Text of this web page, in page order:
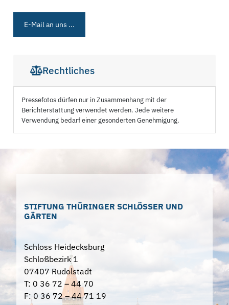
E-Mail an uns ...
Rechtliches
Pressefotos dürfen nur in Zusammenhang mit der
Berichterstattung verwendet werden. Jede weitere
Verwendung bedarf einer gesonderten Genehmigung.
STIFTUNG THÜRINGER SCHLÖSSER UND
GÄRTEN
Schloss Heidecksburg
Schloßbezirk 1
07407 Rudolstadt
T: 0 36 72 – 44 70
F: 0 36 72 – 44 71 19